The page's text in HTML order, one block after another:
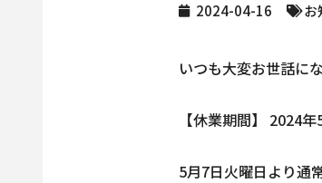
2024-04-16 お
いつも大変お世話に
【休業期間】 2024
5月7日火曜日より通